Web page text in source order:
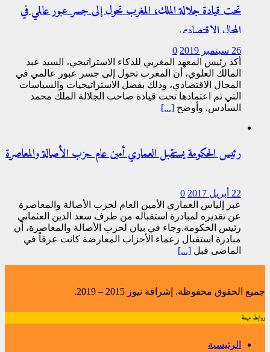
تحت قيادة جلالة الملك، المغرب تحول إلى جسر عبور عالمي في
المجال الاقتصادي
26 سبتمبر 2019
0
أكد رئيس المعهد المغربي للذكاء الاستراتيجي، السيد عبد
المالك العلوي، أن المغرب تحول إلى جسر عبور عالمي في
المجال الاقتصادي، وذلك بفضل الاستراتيجيات والسياسات
التي تم اعتمادها تحت قيادة صاحب الجلالة الملك محمد
السادس. وأوضح [...]
رئيس الحكومة يستقبل العماري أمين عام حزب الأصالة والمعاصرة
22 أبريل 2017
0
عبر إلياس العماري الأمين العام لحزب الأصالة والمعاصرة
عن تقديره لمبادرة استقباله من طرف سعد الدين العثماني
رئيس الحكومة.وجاء في بيان لحزب الأصالة والمعاصرة، أن
مبادرة استقبال زعماء الأحزاب المعارضة كانت عرفاً في
الماضي قبل [...]
جميع الحقوق محفوظة. إشراقة نيوز 2015 – 2019.
روابط مهمة
الرئيسية